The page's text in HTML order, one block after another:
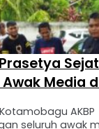
Media
Kotamobagu AKBP
seluruh awak